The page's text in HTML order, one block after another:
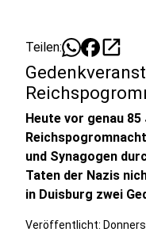
Teilen: open_in_new
Heute vor genau
und Synagogen
Taten der Nazis
in Duisburg zwei
Veröffentlicht: